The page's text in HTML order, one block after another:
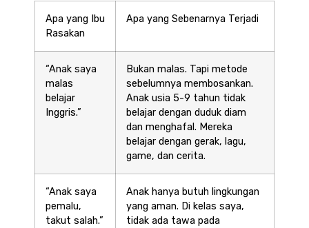
Apa yang Ibu
Rasakan
Apa yang Sebenarnya Terjadi
“Anak saya
malas
belajar
Inggris.”
Bukan malas. Tapi metode
sebelumnya membosankan.
Anak usia 5-9 tahun tidak
belajar dengan duduk diam
dan menghafal. Mereka
belajar dengan gerak, lagu,
game, dan cerita.
“Anak saya
pemalu,
takut salah.”
Anak hanya butuh lingkungan
yang aman. Di kelas saya,
tidak ada tawa pada